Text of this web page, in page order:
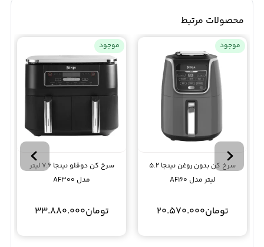
محصولات مرتبط
موجود
سرخ کن بدون روغن نینجا 5.2
لیتر مدل AF160
تومان20.570.000
موجود
سرخ کن دوقلو نینجا 7.6 لیتر
مدل AF300
تومان33.880.000